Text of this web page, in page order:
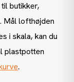
butikker,
Mål lofthøjden
i skala, kan du
plastpotten
.